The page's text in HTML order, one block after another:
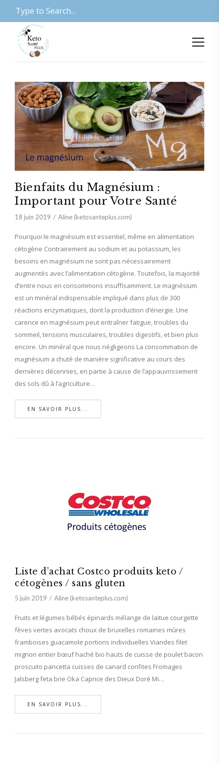
Bienfaits du Magnésium :
Important pour Votre Santé
18 juin 2019 Aline (ketosanteplus.com)
Pourquoi le magnésium est essentiel, même en alimentation
cétogène Contrairement au sodium et au potassium, les
besoins en magnésium ne sont pas nécessairement
augmentés avec l’alimentation cétogène. Toutefois, la majorité
d’entre nous en consommons insuffisamment. Le magnésium
est un minéral indispensable impliqué dans plus de 300
réactions enzymatiques, dont la production d’énergie. Une
carence en magnésium peut entraîner fatigue, troubles du
sommeil, tensions musculaires, troubles digestifs, et bien plus
encore. Un minéral que nous négligeons La consommation de
magnésium a chuté de manière significative au cours des
dernières décennies, en partie à cause de l’appauvrissement
des sols dû à l’agriculture…
EN SAVOIR PLUS...
Liste d’achat Costco produits keto /
cétogènes / sans gluten
5 juin 2019 Aline (ketosanteplus.com)
Fruits et légumes bébés épinards mélange de laitue courgette
fèves vertes avocats choux de bruxelles romaines mûres
framboises guacamole portions individuelles Viandes filet
mignon entier bœuf haché bio hauts de cuisse de poulet bacon
proscuito pancetta cuisses de canard confites Fromages
Jalsberg feta brie Oka Caprice des Dieux Doré Mi…
EN SAVOIR PLUS...